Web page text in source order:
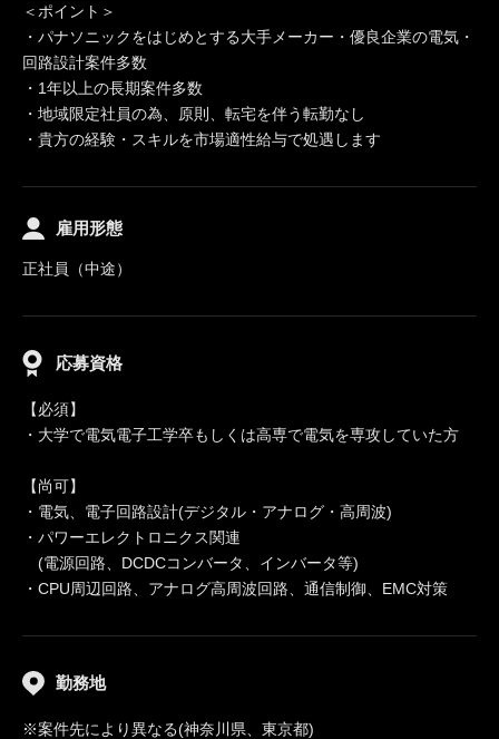
＜ポイント＞
・パナソニックをはじめとする大手メーカー・優良企業の電気・
回路設計案件多数
・1年以上の長期案件多数
・地域限定社員の為、原則、転宅を伴う転勤なし
・貴方の経験・スキルを市場適性給与で処遇します
雇用形態
正社員（中途）
応募資格
【必須】
・大学で電気電子工学卒もしくは高専で電気を専攻していた方
【尚可】
・電気、電子回路設計(デジタル・アナログ・高周波)
・パワーエレクトロニクス関連
(電源回路、DCDCコンバータ、インバータ等)
・CPU周辺回路、アナログ高周波回路、通信制御、EMC対策
勤務地
※案件先により異なる(神奈川県、東京都)